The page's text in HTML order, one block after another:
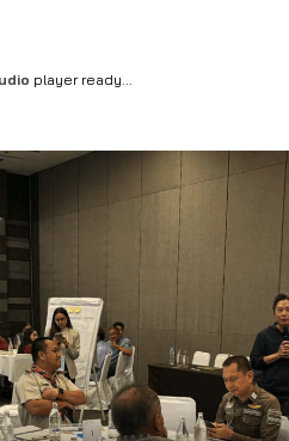
player ready...